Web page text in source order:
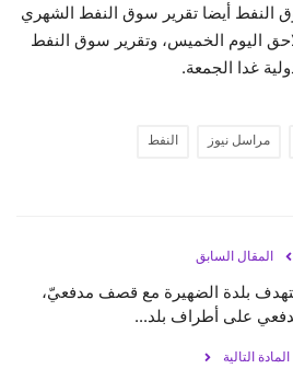
النفط أيضا تقرير سوق النفط الشهري
اليوم الخميس، وتقرير سوق النفط
غدا الجمعة.
مراسل نيوز النفط
المقال السابق
بلدة الضهيرة مع قصف مدفعيّ،
على أطراف بلد...
المادة التالية